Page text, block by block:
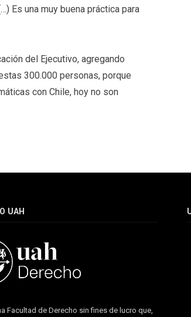
Es una muy buena práctica para
del Ejecutivo, agregando
300.000 personas, porque
con Chile, hoy no son
UAH
Facultad de Derecho sin fines de lucro que,